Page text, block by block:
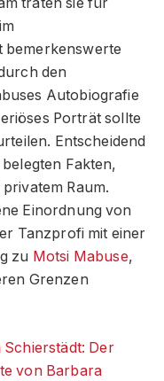
traten sie für
bemerkenswerte
den
Autobiografie
Porträt sollte
Entscheidend
Fakten,
Raum.
Einordnung von
Tanzprofi mit einer
zu Motsi Mabuse,
Grenzen
Schierstädt: Der
von Barbara